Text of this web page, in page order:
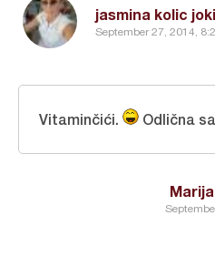
jasmina kolic
September 27, 2014,
Vitaminčići. Odlična